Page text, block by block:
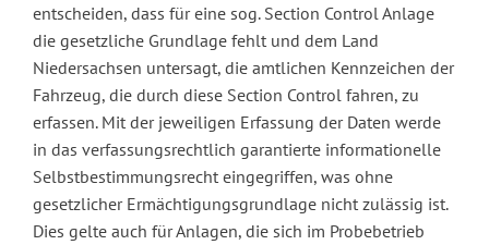
entscheiden, dass für eine sog. Section Control Anlage
die gesetzliche Grundlage fehlt und dem Land
Niedersachsen untersagt, die amtlichen Kennzeichen der
Fahrzeug, die durch diese Section Control fahren, zu
erfassen. Mit der jeweiligen Erfassung der Daten werde
in das verfassungsrechtlich garantierte informationelle
Selbstbestimmungsrecht eingegriffen, was ohne
gesetzlicher Ermächtigungsgrundlage nicht zulässig ist.
Dies gelte auch für Anlagen, die sich im Probebetrieb